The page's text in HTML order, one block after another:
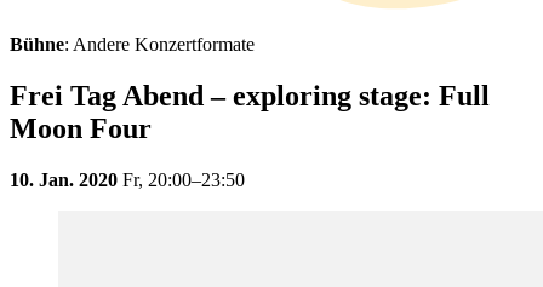
Bühne: Andere Konzertformate
Frei Tag Abend – exploring stage: Full
Moon Four
10. Jan. 2020 Fr, 20:00–23:50